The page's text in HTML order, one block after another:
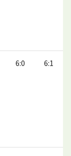
6:0 6:1